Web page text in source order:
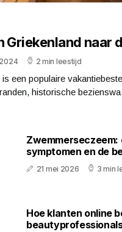
Griekenland naar
2 min leestijd
is een populaire
historische
Zwemmerseczeem:
symptomen en de
21 mei 2026 3 min
Hoe klanten online